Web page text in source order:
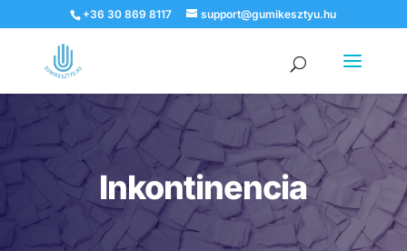
+36 30 869 8117 support@gumikesztyu.hu
Products
search
Inkontinencia